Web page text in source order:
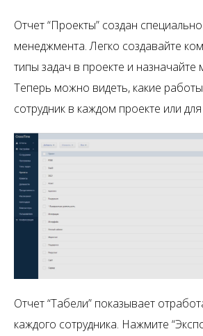
Отчет “Проекты” создан
менеджмента. Легко создавайте
типы задач в проекте и назначайте
Теперь можно видеть, какие
сотрудник в каждом проекте или
Отчет “Табели” показывает
каждого сотрудника. Нажмите